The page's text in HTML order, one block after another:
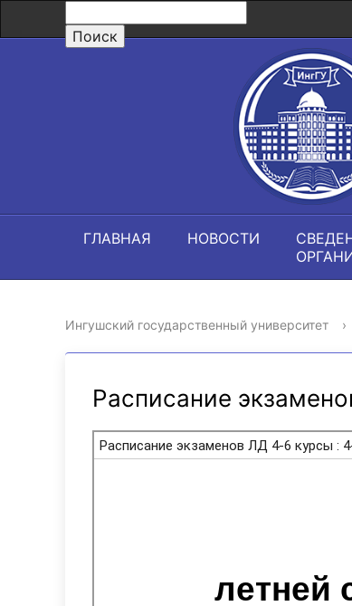
ГЛАВНАЯ НОВОСТИ
Ингушский государственный университет ›
Расписание